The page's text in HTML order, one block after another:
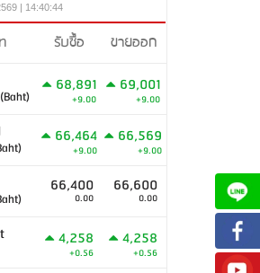
| 14:40:44
รับซื้อ
ขายออก
(Baht)
68,891
+9.00
69,001
+9.00
66,464
+9.00
66,569
+9.00
66,400
0.00
66,600
0.00
4,258
+0.56
4,258
+0.56